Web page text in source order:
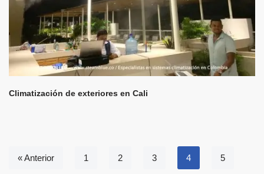
Climatización de exteriores en Cali
« Anterior 1 2 3 4 5